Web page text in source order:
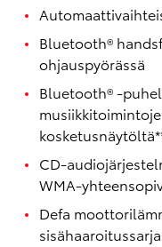
Bluetooth®
ohjauspyörässä
Bluetooth® -
CD-
WMA-
Defa